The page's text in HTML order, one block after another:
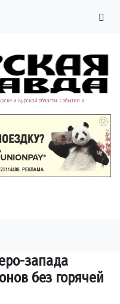
и Курской области. События и
запада
без горячей